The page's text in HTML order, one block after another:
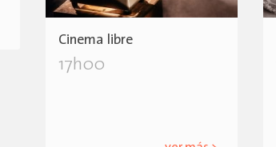
Cinema libre
17h00